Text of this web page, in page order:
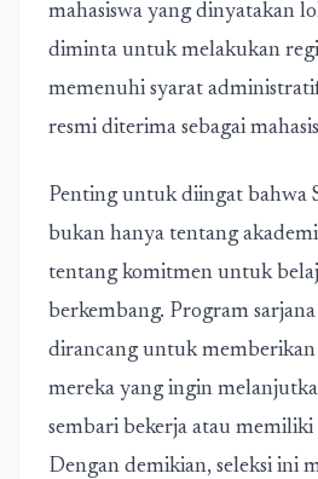
mahasiswa yang dinyatakan
diminta untuk melakukan
memenuhi syarat
resmi diterima sebagai
Penting untuk diingat bahwa
bukan hanya tentang
tentang komitmen untuk
berkembang. Program
dirancang untuk memberikan
mereka yang ingin
sembari bekerja atau
Dengan demikian, seleksi ini